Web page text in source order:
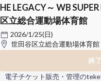
HE LEGACY～ WB
区立総合運動場体育館
2026/1/25(日)
世田谷区立総合運動場体育館
終
電子チケット販売・管理の